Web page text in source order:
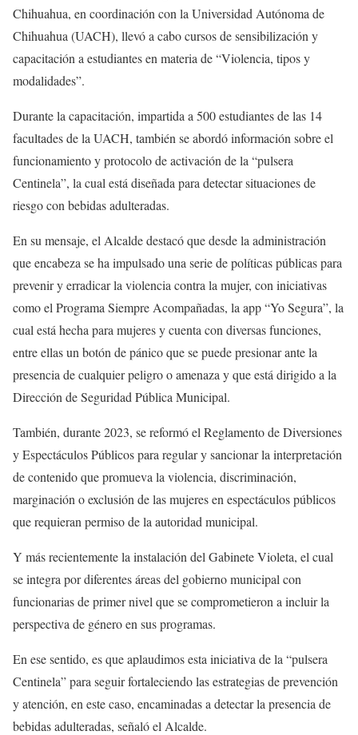
Chihuahua, en coordinación con la Universidad Autónoma de
Chihuahua (UACH), llevó a cabo cursos de sensibilización y
capacitación a estudiantes en materia de “Violencia, tipos y
modalidades”.
Durante la capacitación, impartida a 500 estudiantes de las 14
facultades de la UACH, también se abordó información sobre el
funcionamiento y protocolo de activación de la “pulsera
Centinela”, la cual está diseñada para detectar situaciones de
riesgo con bebidas adulteradas.
En su mensaje, el Alcalde destacó que desde la administración
que encabeza se ha impulsado una serie de políticas públicas para
prevenir y erradicar la violencia contra la mujer, con iniciativas
como el Programa Siempre Acompañadas, la app “Yo Segura”, la
cual está hecha para mujeres y cuenta con diversas funciones,
entre ellas un botón de pánico que se puede presionar ante la
presencia de cualquier peligro o amenaza y que está dirigido a la
Dirección de Seguridad Pública Municipal.
También, durante 2023, se reformó el Reglamento de Diversiones
y Espectáculos Públicos para regular y sancionar la interpretación
de contenido que promueva la violencia, discriminación,
marginación o exclusión de las mujeres en espectáculos públicos
que requieran permiso de la autoridad municipal.
Y más recientemente la instalación del Gabinete Violeta, el cual
se integra por diferentes áreas del gobierno municipal con
funcionarias de primer nivel que se comprometieron a incluir la
perspectiva de género en sus programas.
En ese sentido, es que aplaudimos esta iniciativa de la “pulsera
Centinela” para seguir fortaleciendo las estrategias de prevención
y atención, en este caso, encaminadas a detectar la presencia de
bebidas adulteradas, señaló el Alcalde.